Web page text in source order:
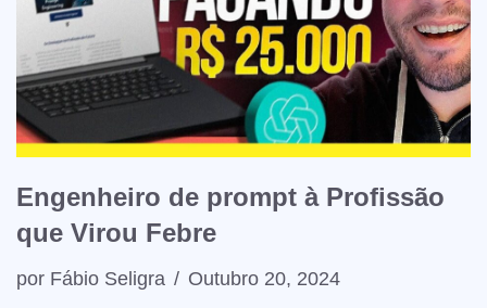
Engenheiro de prompt à Profissão
que Virou Febre
por Fábio Seligra Outubro 20, 2024